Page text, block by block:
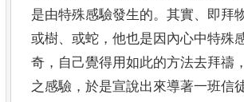
是由特殊感驗發生的。其實、 即拜
或樹、或蛇 ，他也是因內心中特殊
奇 ， 自己覺得用如此的方法去拜禱
之感驗 ，於是宣說出來導著一班信